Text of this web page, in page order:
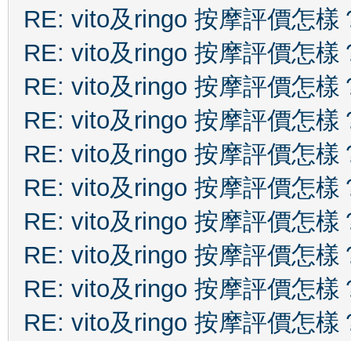
RE: vito及ringo 按摩評價怎樣
RE: vito及ringo 按摩評價怎樣
RE: vito及ringo 按摩評價怎樣
RE: vito及ringo 按摩評價怎樣
RE: vito及ringo 按摩評價怎樣
RE: vito及ringo 按摩評價怎樣
RE: vito及ringo 按摩評價怎樣
RE: vito及ringo 按摩評價怎樣
RE: vito及ringo 按摩評價怎樣
RE: vito及ringo 按摩評價怎樣